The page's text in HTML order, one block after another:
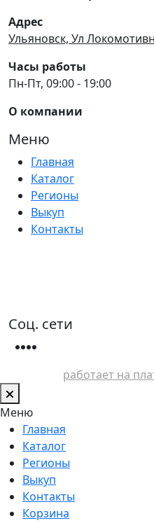
Адрес
Ульяновск, Ул
Часы работы
Пн-Пт, 09:00 - 19:00
О компании
Меню
Главная
Каталог
Регионы
Выкуп
Контакты
Соц. сети
работает на
Меню
Главная
Каталог
Регионы
Выкуп
Контакты
Корзина